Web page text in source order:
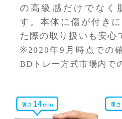
の高級感だけでなく
す。本体に傷が付き
た際の取り扱いも安心
※2020年9月時点での
BDトレー方式市場内で